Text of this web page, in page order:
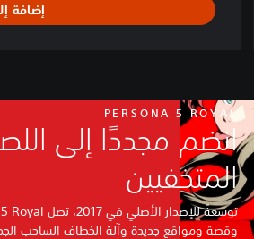
إضافة
PERSONA 5 ROYAL
انضم مجددًا إلى
المتخفيين
وقصة ومواقع جديدة وآلة الخطاف الساحب